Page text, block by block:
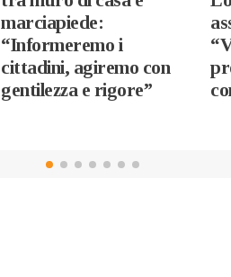
marciapiede:
“Informeremo i
cittadini, agiremo con
gentilezza e rigore”